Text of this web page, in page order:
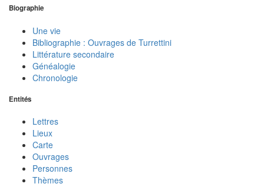
Biographie
Une vie
Bibliographie : Ouvrages de Turrettini
Littérature secondaire
Généalogie
Chronologie
Entités
Lettres
Lieux
Carte
Ouvrages
Personnes
Thèmes